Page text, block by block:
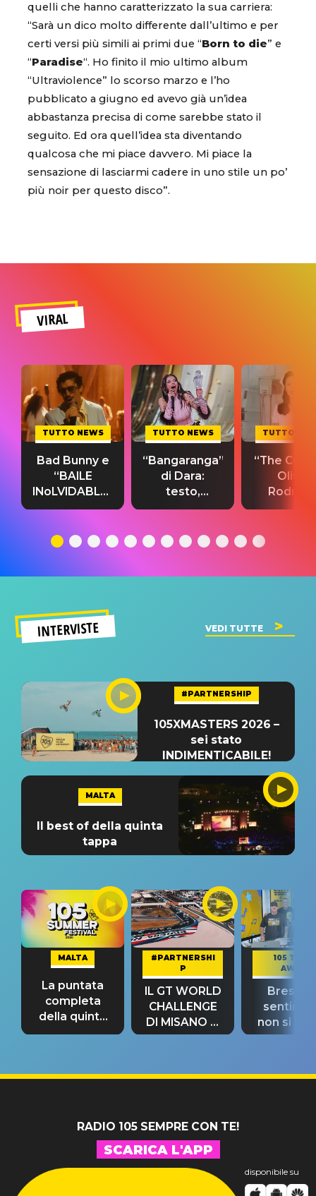
quelli che hanno caratterizzato la sua carriera:
“Sarà un dico molto differente dall’ultimo e per
certi versi più simili ai primi due “Born to die” e
“Paradise“. Ho finito il mio ultimo album
“Ultraviolence” lo scorso marzo e l’ho
pubblicato a giugno ed avevo già un’idea
abbastanza precisa di come sarebbe stato il
seguito. Ed ora quell’idea sta diventando
qualcosa che mi piace davvero. Mi piace la
sensazione di lasciarmi cadere in uno stile un po’
più noir per questo disco”.
VIRAL
TUTTO NEWS
Bad Bunny e
“BAILE
INoLVIDABLE”:
testo,
significato
TUTTO NEWS
“Bangaranga”
di Dara:
testo,
traduzione e
del singolo
TUTTO
“The
Olivia
testo,
INTERVISTE VEDI TUTTE
#PARTNERSHIP
105XMASTERS 2026 –
sei stato
INDIMENTICABILE!
MALTA
Il best of della quinta
tappa
MALTA
La puntata
completa
della quinta
tappa
#PARTNERSHI
P
IL GT WORLD
CHALLENGE
DI MISANO si
riconferma
105 TAKE
AWAY
Bresh:
non si
fino alla
RADIO 105 SEMPRE CON TE!
SCARICA L'APP
disponibile su